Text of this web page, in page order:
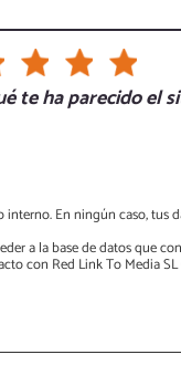
te ha parecido el
En ningún caso, tus
a la base de datos que
con Red Link To Media SL